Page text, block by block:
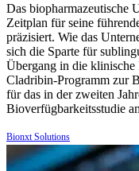
Das biopharmazeutische
Zeitplan für seine
präzisiert. Wie das
sich die Sparte für
Übergang in die klinische
Cladribin-Programm zur
für das in der zweiten
Bioverfügbarkeitsstudie
Bionxt Solutions